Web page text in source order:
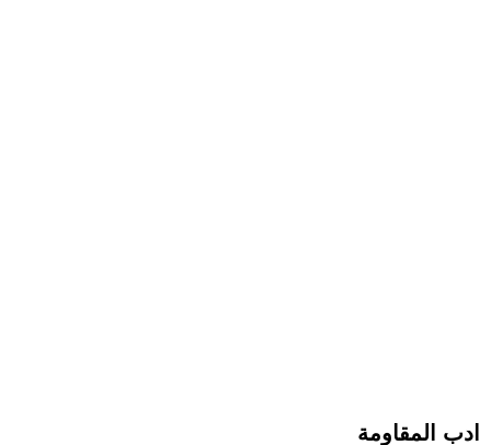
ادب المقاومة